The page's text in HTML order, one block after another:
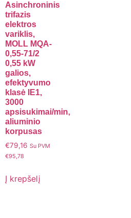
Asinchroninis
trifazis
elektros
variklis,
MOLL MQA-
0,55-71/2
0,55 kW
galios,
efektyvumo
klasė IE1,
3000
apsisukimai/min,
aliuminio
korpusas
€79,16 Su PVM
€95,78
Į krepšelį